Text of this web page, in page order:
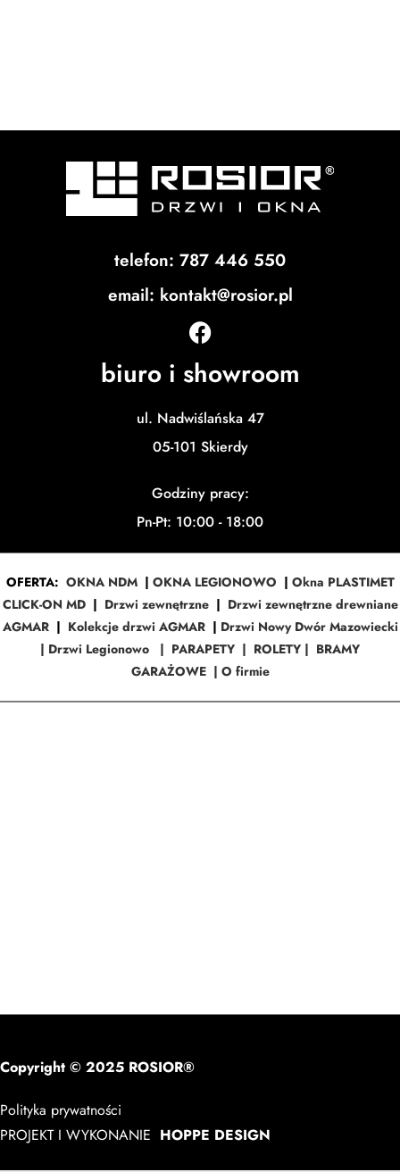
telefon: 787 446 550
email: kontakt@rosior.pl
biuro i showroom
ul. Nadwiślańska 47
05-101 Skierdy
Godziny pracy:
Pn-Pt: 10:00 - 18:00
OFERTA: OKNA NDM| OKNA LEGIONOWO | Okna PLASTIMET
CLICK-ON MD| Drzwi zewnętrzne| Drzwi zewnętrzne drewniane
AGMAR| Kolekcje drzwi AGMAR| Drzwi Nowy Dwór Mazowiecki
| Drzwi Legionowo | PARAPETY | ROLETY | BRAMY
GARAŻOWE| O firmie
Copyright © 2025 ROSIOR®
Polityka prywatności
PROJEKT I WYKONANIE HOPPE DESIGN